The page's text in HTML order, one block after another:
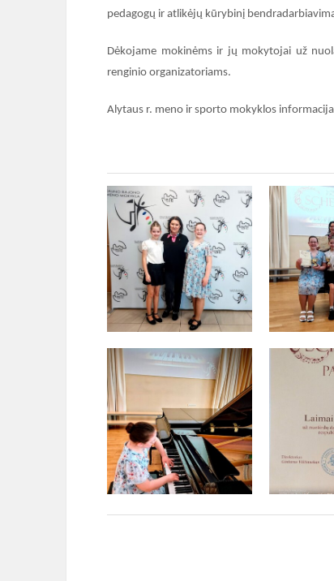
pedagogų ir atlikėjų kūrybinį
Dėkojame mokinėms ir jų mokytojai už
renginio organizatoriams.
Alytaus r. meno ir sporto mokyklos informacija